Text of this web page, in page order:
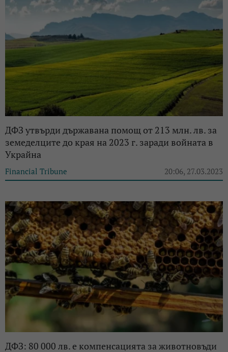
ДФЗ утвърди държавана помощ от 213 млн. лв. за
земеделците до края на 2023 г. заради войната в
Украйна
Financial Tribune 20:06, 27.03.2023
ДФЗ: 80 000 лв. е компенсацията за животновъди